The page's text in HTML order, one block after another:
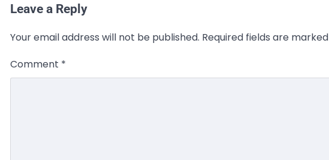
Leave a Reply
Your email address will not be published. Required fields are marked
Comment *